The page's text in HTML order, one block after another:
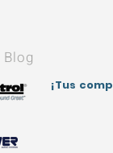
Blog
¡Tus